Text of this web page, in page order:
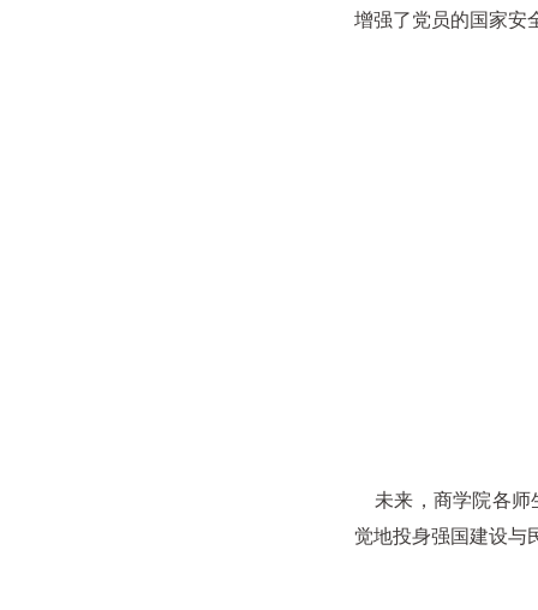
增强了党员的国家安
未来，商学院各师
觉地投身强国建设与